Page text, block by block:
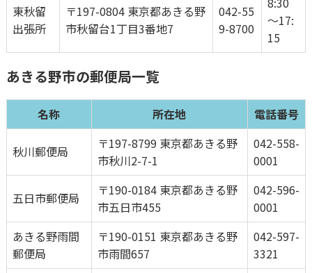
東秋留
出張所
〒197-0804 東京都あきる野
市秋留台1丁目3番地7
042-55
9-8700
～17:
15
あきる野市の郵便局一覧
名称 所在地 電話番号
秋川郵便局
〒197-8799 東京都あきる野
市秋川2-7-1
042-558-
0001
五日市郵便局
〒190-0184 東京都あきる野
市五日市455
042-596-
0001
あきる野雨間
郵便局
〒190-0151 東京都あきる野
市雨間657
042-597-
3321